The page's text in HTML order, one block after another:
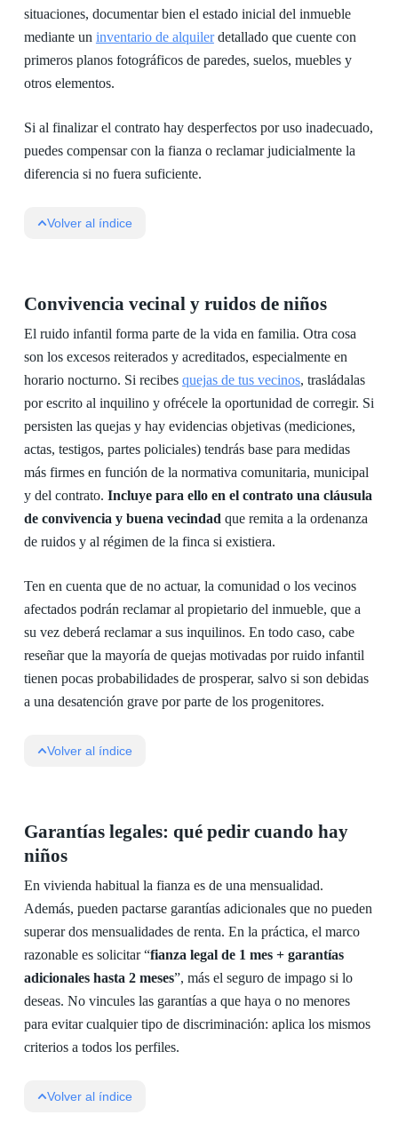
situaciones, documentar bien el estado inicial del inmueble
mediante un inventario de alquilerdetallado que cuente con
primeros planos fotográficos de paredes, suelos, muebles y
otros elementos.
Si al finalizar el contrato hay desperfectos por uso inadecuado,
puedes compensar con la fianza o reclamar judicialmente la
diferencia si no fuera suficiente.
Volver al índice
Convivencia vecinal y ruidos de niños
El ruido infantil forma parte de la vida en familia. Otra cosa
son los excesos reiterados y acreditados, especialmente en
horario nocturno. Si recibes quejas de tus vecinos, trasládalas
por escrito al inquilino y ofrécele la oportunidad de corregir. Si
persisten las quejas y hay evidencias objetivas (mediciones,
actas, testigos, partes policiales) tendrás base para medidas
más firmes en función de la normativa comunitaria, municipal
y del contrato. Incluye para ello en el contrato una cláusula
de convivencia y buena vecindad que remita a la ordenanza
de ruidos y al régimen de la finca si existiera.
Ten en cuenta que de no actuar, la comunidad o los vecinos
afectados podrán reclamar al propietario del inmueble, que a
su vez deberá reclamar a sus inquilinos. En todo caso, cabe
reseñar que la mayoría de quejas motivadas por ruido infantil
tienen pocas probabilidades de prosperar, salvo si son debidas
a una desatención grave por parte de los progenitores.
Volver al índice
Garantías legales: qué pedir cuando hay
niños
En vivienda habitual la fianza es de una mensualidad.
Además, pueden pactarse garantías adicionales que no pueden
superar dos mensualidades de renta. En la práctica, el marco
razonable es solicitar “fianza legal de 1 mes + garantías
adicionales hasta 2 meses”, más el seguro de impago si lo
deseas. No vincules las garantías a que haya o no menores
para evitar cualquier tipo de discriminación: aplica los mismos
criterios a todos los perfiles.
Volver al índice